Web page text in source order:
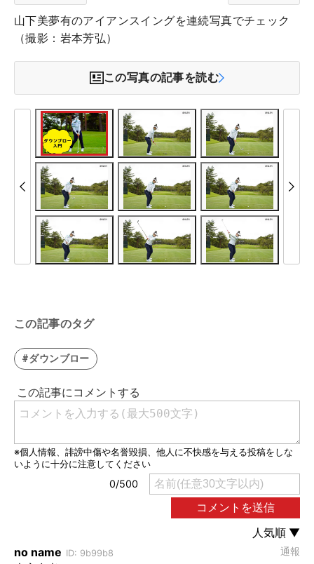
山下美夢有のアイアンスイングを連続写真でチェック
（撮影：岩本芳弘）
この写真の記事を読む
この記事のタグ
#ダウンブロー